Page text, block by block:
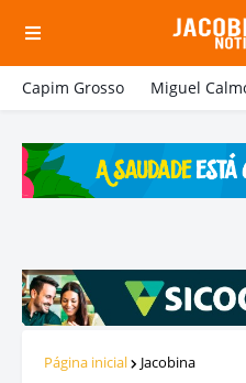
Capim Grosso Miguel
Página inicial Jacobina